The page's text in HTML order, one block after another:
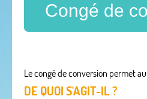
Congé de
Le congé de conversion permet
DE QUOI S'AGIT-IL ?